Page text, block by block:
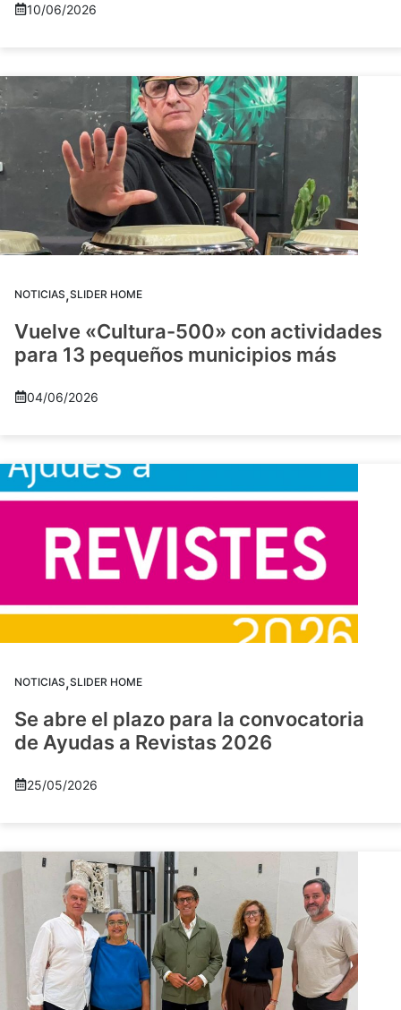
10/06/2026
NOTICIAS,SLIDER HOME
Vuelve «Cultura-500» con actividades
para 13 pequeños municipios más
04/06/2026
NOTICIAS,SLIDER HOME
Se abre el plazo para la convocatoria
de Ayudas a Revistas 2026
25/05/2026